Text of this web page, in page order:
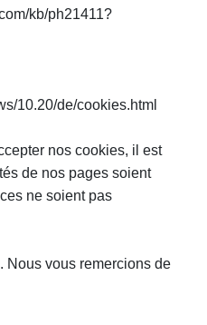
kb/ph21411?
10.20/de/cookies.html
nos cookies, il est
de nos pages soient
ne soient pas
Nous vous remercions de